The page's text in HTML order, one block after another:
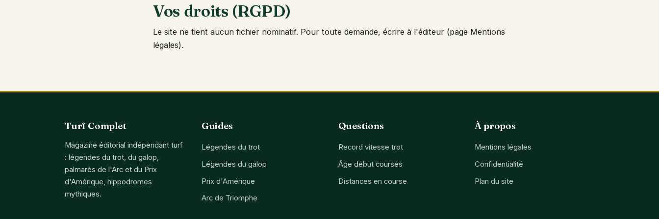
Vos droits (RGPD)
Le site ne tient aucun fichier nominatif. Pour toute demande, écrire à l'éditeur (page Mentions
légales).
Turf Complet
Magazine éditorial indépendant turf
: légendes du trot, du galop,
palmarès de l'Arc et du Prix
d'Amérique, hippodromes
mythiques.
Guides
Légendes du trot
Légendes du galop
Prix d'Amérique
Arc de Triomphe
Questions
Record vitesse trot
Âge début courses
Distances en course
À propos
Mentions légales
Confidentialité
Plan du site